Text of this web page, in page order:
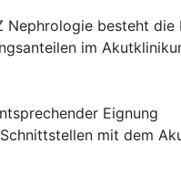
Nephrologie besteht
im
Eignung
mit dem